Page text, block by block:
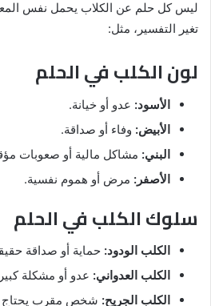
ليس كل حلم عن الكلاب يحمل نفس
تغير التفسير، مثل:
لون الكلب في الحلم
الأسود: عدو أو خيانة.
الأبيض: وفاء أو صداقة.
البني: مشاكل مالية أو صعوبات
الأصفر: مرض أو هموم نفسية.
سلوك الكلب في الحلم
الكلب الودود: حماية أو صداقة
الكلب العدواني: عدو أو مشكلة
الكلب الجريح: شخص مقرب يحتاج